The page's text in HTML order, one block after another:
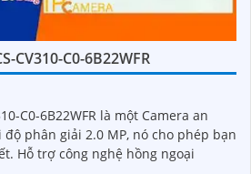
CV310-C0-6B22WFR
C0-6B22WFR là một Camera an